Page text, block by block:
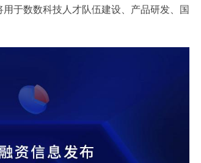
于数数科技人才队伍建设、产品研发、国